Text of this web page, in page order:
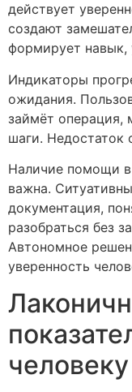
действует
создают
формирует навык,
Индикаторы
ожидания.
займёт операция,
шаги. Недостаток
Наличие помощи
важна.
документация,
разобраться без
Автономное
уверенность
человеку